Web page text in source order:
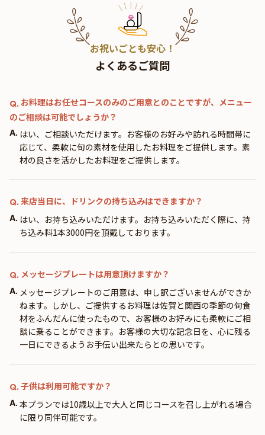
お祝いごとも安心！
よくあるご質問
Q. お料理はお任せコースのみのご用意とのことですが、メニュー
のご相談は可能でしょうか？
A. はい、ご相談いただけます。お客様のお好みや訪れる時間帯に
応じて、柔軟に旬の素材を使用したお料理をご提供します。素
材の良さを活かしたお料理をご提供します。
Q.来店当日に、ドリンクの持ち込みはできますか？
A. はい、お持ち込みいただけます。お持ち込みいただく際に、持
ち込み料1本3000円を頂戴しております。
Q. メッセージプレートは用意頂けますか？
A. メッセージプレートのご用意は、申し訳ございませんができか
ねます。しかし、ご提供するお料理は佐賀と関西の季節の旬食
材をふんだんに使ったもので、お客様のお好みにも柔軟にご相
談に乗ることができます。お客様の大切な記念日を、心に残る
一日にできるようお手伝い出来たらとの思いです。
Q.子供は利用可能ですか？
A. 本プランでは10歳以上で大人と同じコースを召し上がれる場合
に限り同伴可能です。